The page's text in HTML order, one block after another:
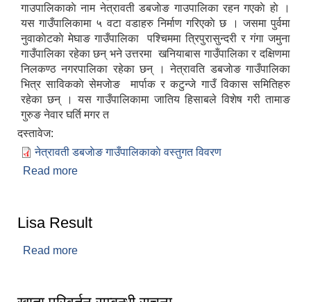
गाउ‌‌‍‍‍‌‌‌पालिकाकाे नाम नेत्रावती डबजाेङ गाउपालिका रहन गएकाे हाे ।
यस गाउँपालिकामा ५ वटा वडाहरु निर्माण गरिएकाे छ । जसमा पुर्वमा
नुवाकाेटकाे मेघाङ गाउँपालिका पश्चिममा त्रिपुरासुन्दरी र गंगा जमुना
गाउँपालिका रहेका छन् भने उत्तरमा खनियाबास गाउँपालिका र दक्षिणमा
निलकण्ठ नगरपालिका रहेका छन् । नेत्रावति डबजाेङ गाउँपालिका
भित्र साविककाे सेमजाेङ मार्पाक र कटुन्जे गाउँ विकास समितिहरु
रहेका छन् । यस गाउँपालिकामा जातिय हिसाबले विशेष गरी तामाङ
गुरुङ नेवार घर्ति मगर त
दस्तावेज:
नेत्रावती डबजाेङ गाउँपालिकाकाे वस्तुगत विवरण
Read more
Lisa Result
Read more